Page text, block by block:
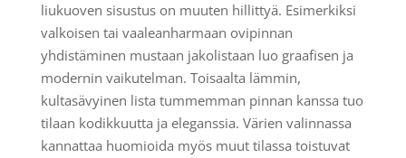
liukuoven sisustus on muuten hillittyä. Esimerkiksi
valkoisen tai vaaleanharmaan ovipinnan
yhdistäminen mustaan jakolistaan luo graafisen ja
modernin vaikutelman. Toisaalta lämmin,
kultasävyinen lista tummemman pinnan kanssa tuo
tilaan kodikkuutta ja eleganssia. Värien valinnassa
kannattaa huomioida myös muut tilassa toistuvat